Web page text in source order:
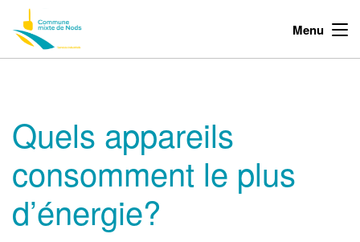
Menu
Quels appareils
consomment le plus
d’énergie?